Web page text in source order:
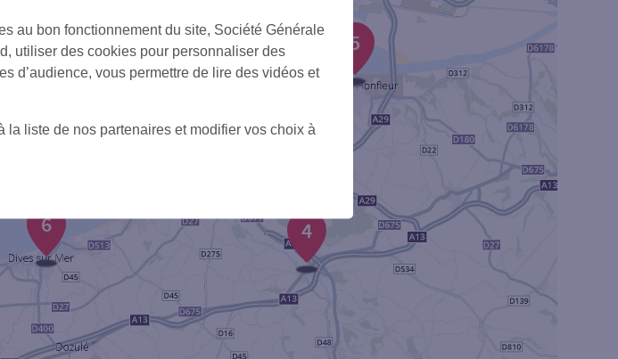
6
5
4
+
au bon fonctionnement du site, Société Générale
utiliser des cookies pour personnaliser des
d’audience, vous permettre de lire des vidéos et
liste de nos partenaires et modifier vos choix à